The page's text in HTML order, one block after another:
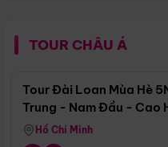
TOUR CHÂU Á
Tour Đài Loan Mùa Hè
Trung - Nam Đầu - Cao
Hồ Chí Minh